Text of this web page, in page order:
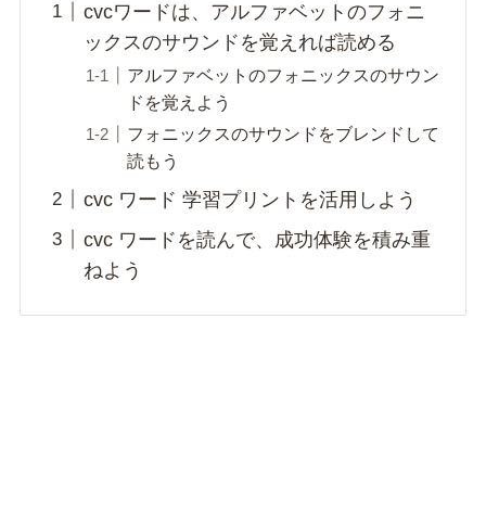
cvcワードは、アルファベットのフォニ
ックスのサウンドを覚えれば読める
アルファベットのフォニックスのサウン
ドを覚えよう
フォニックスのサウンドをブレンドして
読もう
cvc ワード 学習プリントを活用しよう
cvc ワードを読んで、成功体験を積み重
ねよう